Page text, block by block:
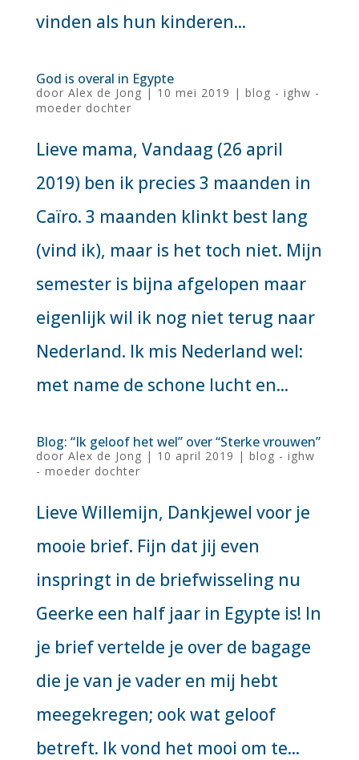
vinden als hun kinderen...
God is overal in Egypte
door Alex de Jong | 10 mei 2019 | blog - ighw -
moeder dochter
Lieve mama, Vandaag (26 april
2019) ben ik precies 3 maanden in
Caïro. 3 maanden klinkt best lang
(vind ik), maar is het toch niet. Mijn
semester is bijna afgelopen maar
eigenlijk wil ik nog niet terug naar
Nederland. Ik mis Nederland wel:
met name de schone lucht en...
Blog: “Ik geloof het wel” over “Sterke vrouwen”
door Alex de Jong | 10 april 2019 | blog - ighw
- moeder dochter
Lieve Willemijn, Dankjewel voor je
mooie brief. Fijn dat jij even
inspringt in de briefwisseling nu
Geerke een half jaar in Egypte is! In
je brief vertelde je over de bagage
die je van je vader en mij hebt
meegekregen; ook wat geloof
betreft. Ik vond het mooi om te...